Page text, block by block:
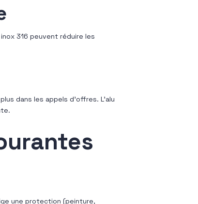
316 peuvent réduire les
dans les appels d’offres. L’alu
une protection (peinture,